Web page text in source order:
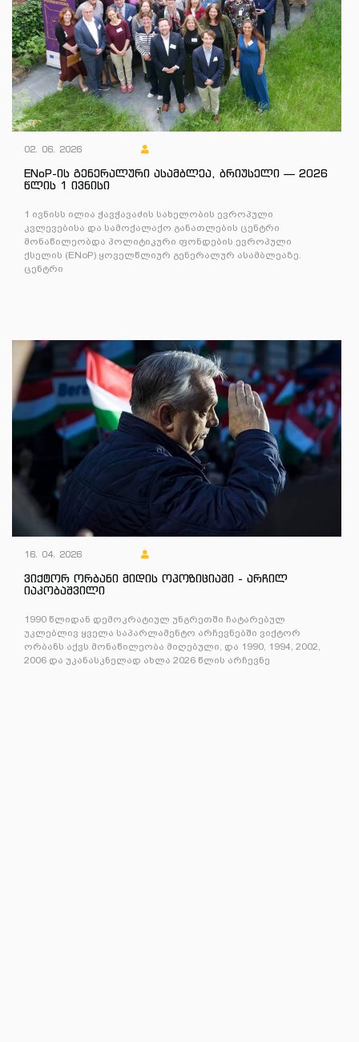
02. 06. 2026
ENoP-ის გენერალური ასამბლეა, ბრიუსელი — 2026
წლის 1 ივნისი
1 ივნისს ილია ჭავჭავაძის სახელობის ევროპული
კვლევებისა და სამოქალაქო განათლების ცენტრი
მონაწილეობდა პოლიტიკური ფონდების ევროპული
ქსელის (ENoP) ყოველწლიურ გენერალურ ასამბლეაზე.
ცენტრი
16. 04. 2026
ვიქტორ ორბანი მიდის ოპოზიციაში - არჩილ
იაკობაშვილი
1990 წლიდან დემოკრატიულ უნგრეთში ჩატარებულ
უკლებლივ ყველა საპარლამენტო არჩევნებში ვიქტორ
ორბანს აქვს მონაწილეობა მიღებული, და 1990, 1994, 2002,
2006 და უკანასკნელად ახლა 2026 წლის არჩევნე